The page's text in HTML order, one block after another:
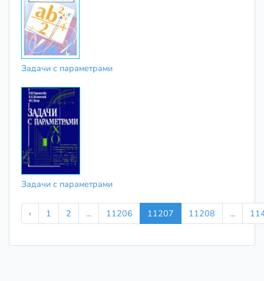
Задачи с параметрами
Задачи с параметрами
‹ 1 2 ... 11206 11207 11208 ...